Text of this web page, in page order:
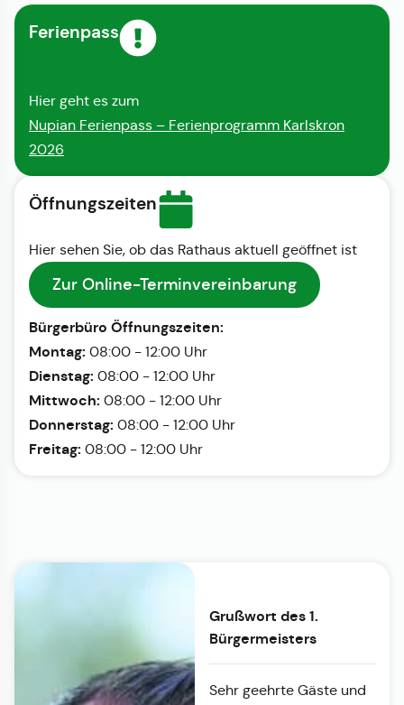
Ferienpass
Hier geht es zum
Nupian Ferienpass – Ferienprogramm Karlskron
2026
Öffnungszeiten
Hier sehen Sie, ob das Rathaus aktuell geöffnet ist
Zur Online-Terminvereinbarung
Bürgerbüro Öffnungszeiten:
Montag: 08:00 - 12:00 Uhr
Dienstag: 08:00 - 12:00 Uhr
Mittwoch: 08:00 - 12:00 Uhr
Donnerstag: 08:00 - 12:00 Uhr
Freitag: 08:00 - 12:00 Uhr
Grußwort des 1.
Bürgermeisters
Sehr geehrte Gäste und